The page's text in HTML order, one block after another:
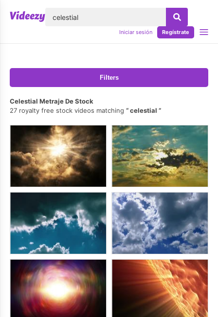
Iniciar sesión Regístrate
Filters
Celestial Metraje De Stock
27 royalty free stock videos matching
celestial